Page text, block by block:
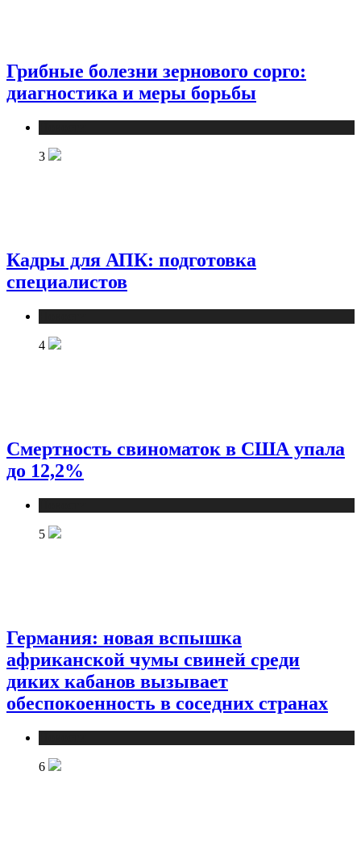
Грибные болезни зернового сорго:
диагностика и меры борьбы
3
Кадры для АПК: подготовка
специалистов
4
Смертность свиноматок в США упала
до 12,2%
5
Германия: новая вспышка
африканской чумы свиней среди
диких кабанов вызывает
обеспокоенность в соседних странах
6